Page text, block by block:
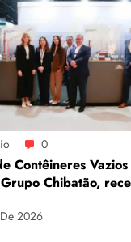
0
Contêineres
Chibatão,
In na Intermodal
em São Paulo
2026